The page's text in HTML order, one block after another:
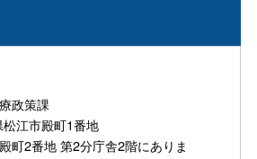
政策課
江市殿町1番地
町2番地 第2分庁舎2階にありま